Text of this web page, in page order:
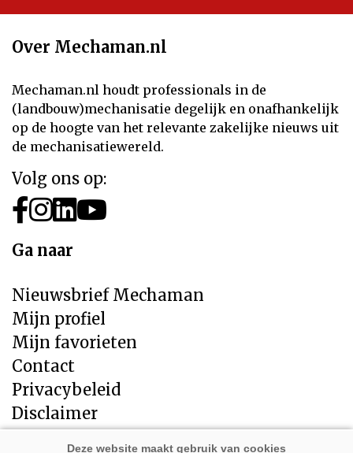
Over Mechaman.nl
Mechaman.nl houdt professionals in de
(landbouw)mechanisatie degelijk en onafhankelijk
op de hoogte van het relevante zakelijke nieuws uit
de mechanisatiewereld.
Volg ons op:
Ga naar
Nieuwsbrief Mechaman
Mijn profiel
Mijn favorieten
Contact
Privacybeleid
Disclaimer
Direct naar